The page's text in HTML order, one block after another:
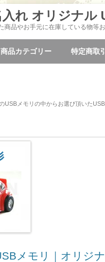
れ オリジナル
商品やお手元に在庫している物等
商品カテゴリー 特定商取
USBメモリの中からお選び頂いた
メモリ｜オリジ